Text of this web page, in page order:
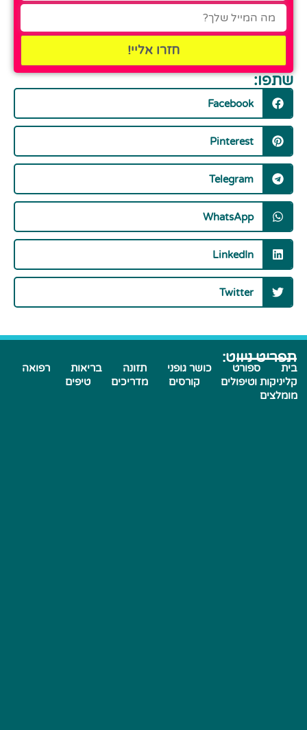
חזרו אליי!
שתפו:
Facebook
Pinterest
Telegram
WhatsApp
LinkedIn
Twitter
תפריט ניווט:
בית ספורט כושר גופני תזונה בריאות
רפואה
קליניקות וטיפולים
קורסים מדריכים
טיפים
מומלצים